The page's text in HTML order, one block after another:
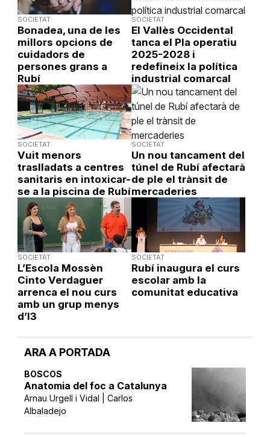
ARA A PORTADA
BOSCOS
Anatomia del foc a Catalunya
Arnau Urgell i Vidal | Carlos
Albaladejo
SOCIETAT
Bonadea, una de les
millors opcions de
cuidadors de
persones grans a
Rubí
SOCIETAT
El Vallès Occidental
tanca el Pla operatiu
2025-2028 i
redefineix la política
industrial comarcal
SOCIETAT
Vuit menors
traslladats a centres
sanitaris en intoxicar-
se a la piscina de Rubí
SOCIETAT
Un nou tancament del
túnel de Rubí afectarà
de ple el trànsit de
mercaderies
SOCIETAT
L’Escola Mossèn
Cinto Verdaguer
arrenca el nou curs
amb un grup menys
d’I3
SOCIETAT
Rubí inaugura el curs
escolar amb la
comunitat educativa